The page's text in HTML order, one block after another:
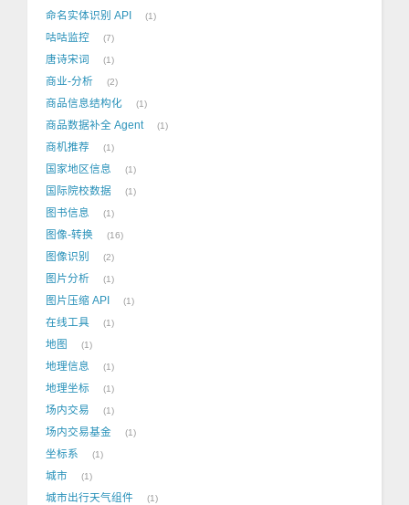
命名实体识别 API 1
咕咕监控 7
唐诗宋词 1
商业-分析 2
商品信息结构化 1
商品数据补全 Agent 1
商机推荐 1
国家地区信息 1
国际院校数据 1
图书信息 1
图像-转换 16
图像识别 2
图片分析 1
图片压缩 API 1
在线工具 1
地图 1
地理信息 1
地理坐标 1
场内交易 1
场内交易基金 1
坐标系 1
城市 1
城市出行天气组件 1